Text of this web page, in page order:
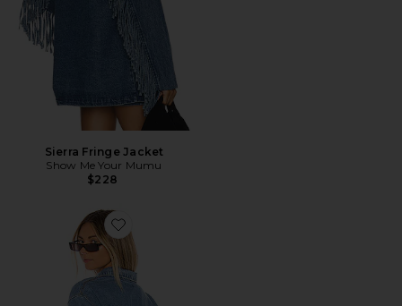
Sierra Fringe Jacket
Show Me Your Mumu
$228
Favorite JAQUETA COM FRANJAS DE STRASS RAYA